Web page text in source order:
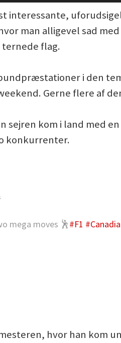
interessante,
man alligevel sad
flag.
i den
Gerne flere af
sejren kom i land med
konkurrenter.
mega moves 🕺#F1
hvor han kom